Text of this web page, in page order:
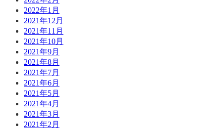
2022年1月
2021年12月
2021年11月
2021年10月
2021年9月
2021年8月
2021年7月
2021年6月
2021年5月
2021年4月
2021年3月
2021年2月